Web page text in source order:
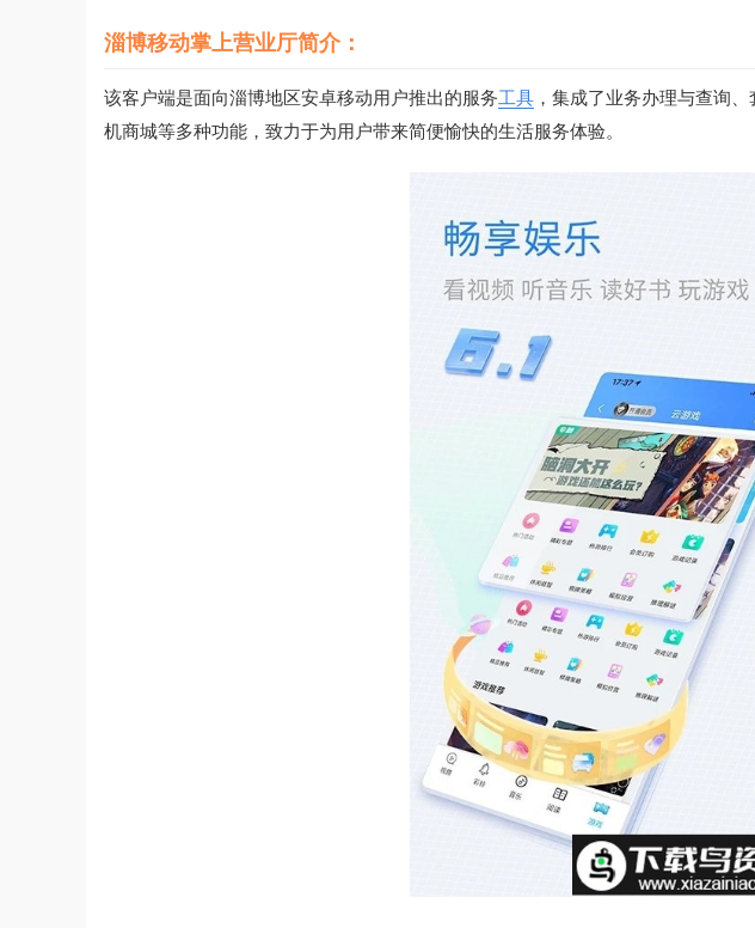
淄博移动掌上营业厅简介：
该客户端是面向淄博地区安卓移动用户推出的服务工具 ，集成了业务办理与查询
机商城等多种功能，致力于为用户带来简便愉快的生活服务体验。